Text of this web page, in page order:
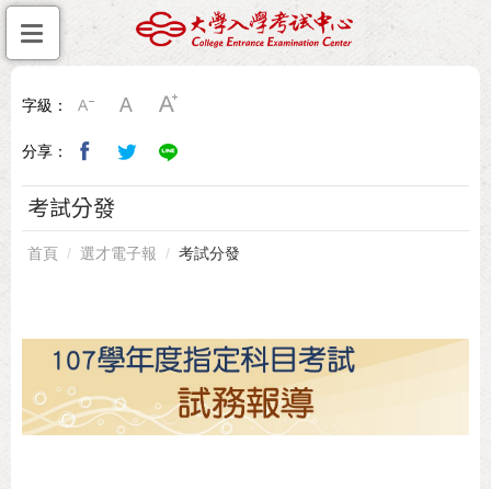
字級：
分享：
考試分發
首頁 選才電子報 考試分發